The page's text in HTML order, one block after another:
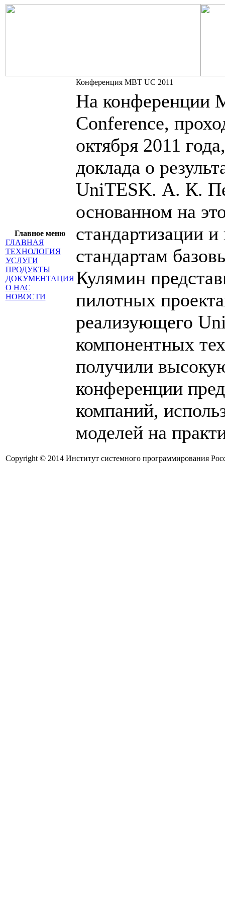
Главное меню
ГЛАВНАЯ
ТЕХНОЛОГИЯ
УСЛУГИ
ПРОДУКТЫ
ДОКУМЕНТАЦИЯ
О НАС
НОВОСТИ
Конференция MBT UC 2011
На конференции
Conference,
октября 2011
доклада о
UniTESK. А. К.
основанном на
стандартизации и
стандартам
Кулямин
пилотных
реализующего
компонентных
получили
конференции
компаний,
моделей на
Copyright © 2014 Институт системного программирования